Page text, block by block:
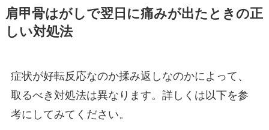
肩甲骨はがしで翌日に痛みが出たときの正
しい対処法
症状が好転反応なのか揉み返しなのかによって、
取るべき対処法は異なります。詳しくは以下を参
考にしてみてください。